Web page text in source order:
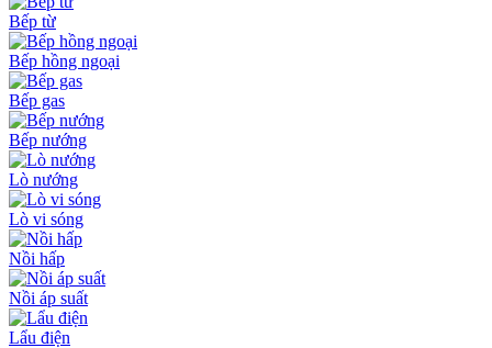
Bếp từ
Bếp hồng ngoại
Bếp gas
Bếp nướng
Lò nướng
Lò vi sóng
Nồi hấp
Nồi áp suất
Lẩu điện